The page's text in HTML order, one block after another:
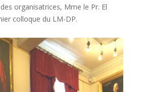
organisatrices, Mme le Pr. El
colloque du LM-DP.